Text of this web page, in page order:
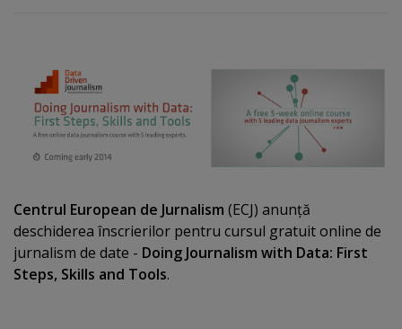
Centrul European de Jurnalism (ECJ) anunţă
deschiderea înscrierilor pentru cursul gratuit online de
jurnalism de date - Doing Journalism with Data: First
Steps, Skills and Tools.